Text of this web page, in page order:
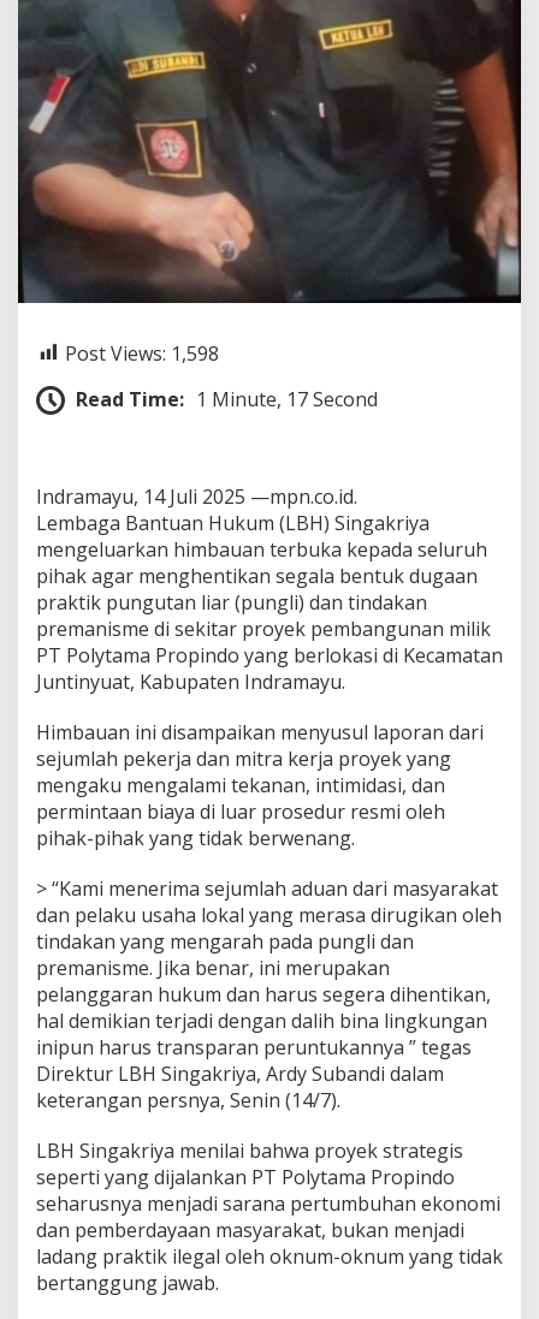
n
a
P
u
n
g
n
m
n
i
s
m
e
d
i
L
n
g
k
u
n
g
n
P
r
o
y
e
k
P
o
l
y
a
m
a
P
r
o
p
Post Views: 1,598
Read Time: 1 Minute, 17 Second
Indramayu, 14 Juli 2025 —mpn.co.id.
Lembaga Bantuan Hukum (LBH) Singakriya
mengeluarkan himbauan terbuka kepada seluruh
pihak agar menghentikan segala bentuk dugaan
praktik pungutan liar (pungli) dan tindakan
premanisme di sekitar proyek pembangunan milik
PT Polytama Propindo yang berlokasi di Kecamatan
Juntinyuat, Kabupaten Indramayu.
Himbauan ini disampaikan menyusul laporan dari
sejumlah pekerja dan mitra kerja proyek yang
mengaku mengalami tekanan, intimidasi, dan
permintaan biaya di luar prosedur resmi oleh
pihak-pihak yang tidak berwenang.
> “Kami menerima sejumlah aduan dari masyarakat
dan pelaku usaha lokal yang merasa dirugikan oleh
tindakan yang mengarah pada pungli dan
premanisme. Jika benar, ini merupakan
pelanggaran hukum dan harus segera dihentikan,
hal demikian terjadi dengan dalih bina lingkungan
inipun harus transparan peruntukannya ” tegas
Direktur LBH Singakriya, Ardy Subandi dalam
keterangan persnya, Senin (14/7).
LBH Singakriya menilai bahwa proyek strategis
seperti yang dijalankan PT Polytama Propindo
seharusnya menjadi sarana pertumbuhan ekonomi
dan pemberdayaan masyarakat, bukan menjadi
ladang praktik ilegal oleh oknum-oknum yang tidak
bertanggung jawab.